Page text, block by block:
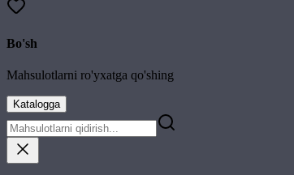
Bo'sh
Mahsulotlarni ro'yxatga qo'shing
Katalogga